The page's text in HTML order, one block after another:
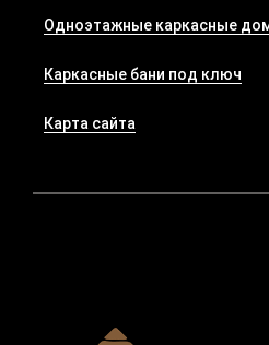
Одноэтажные каркасные
Каркасные бани под ключ
Карта сайта